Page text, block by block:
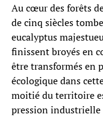
Au cœur des forêts
de cinq siècles
eucalyptus
finissent broyés en
être transformés en
écologique dans
moitié du territoire
pression